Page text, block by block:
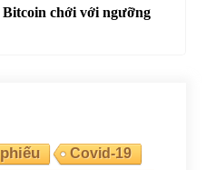
chới với ngưỡng
Covid-19